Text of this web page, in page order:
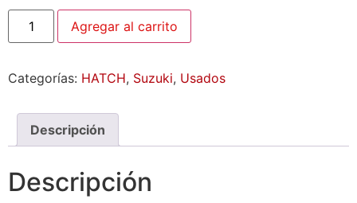
Agregar al carrito
Categorías: HATCH, Suzuki, Usados
Descripción
Descripción